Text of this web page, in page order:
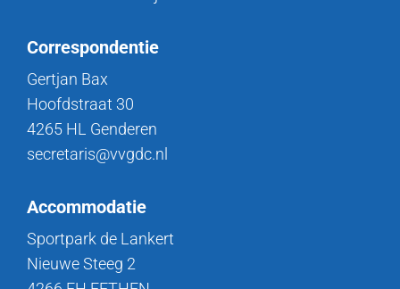
Correspondentie
Gertjan Bax
Hoofdstraat 30
4265 HL Genderen
secretaris@vvgdc.nl
Accommodatie
Sportpark de Lankert
Nieuwe Steeg 2